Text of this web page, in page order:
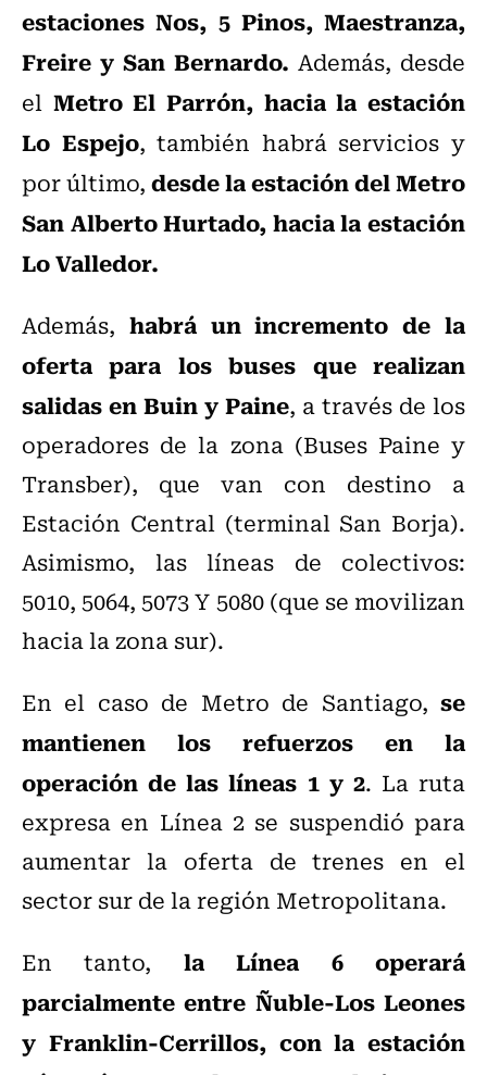
estaciones Nos, 5 Pinos, Maestranza,
Freire y San Bernardo. Además, desde
el Metro El Parrón, hacia la estación
Lo Espejo, también habrá servicios y
por último,desde la estación del Metro
San Alberto Hurtado, hacia la estación
Lo Valledor.
Además, habrá un incremento de la
oferta para los buses que realizan
salidas en Buin y Paine, a través de los
operadores de la zona (Buses Paine y
Transber), que van con destino a
Estación Central (terminal San Borja).
Asimismo, las líneas de colectivos:
5010, 5064, 5073 Y 5080 (que se movilizan
hacia la zona sur).
En el caso de Metro de Santiago, se
mantienen los refuerzos en la
operación de las líneas 1 y 2. La ruta
expresa en Línea 2 se suspendió para
aumentar la oferta de trenes en el
sector sur de la región Metropolitana.
En tanto, la Línea 6 operará
parcialmente entre Ñuble-Los Leones
y Franklin-Cerrillos, con la estación